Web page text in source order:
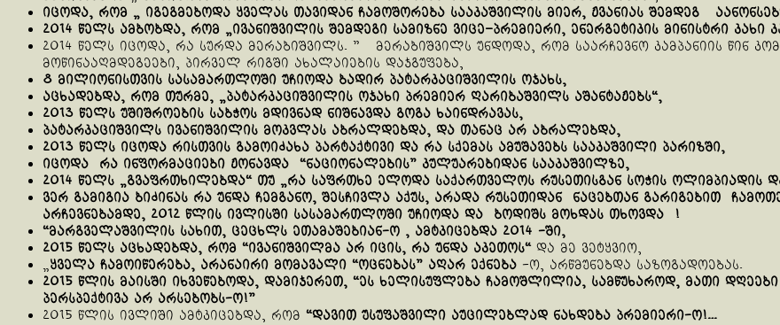
იცოდა, რომ „ იგეგმებოდა ყველას თავიდან ჩამოშორება სააკაშვილის მიერ, ჟვანიას შემდეგ
2014 წელს ამბობდა, რომ „ივანიშვილის შემდეგი სამიზნე ვიცე–პრემიერი, ენერგეტიკის მინისტრი კახი
2014 წელს იცოდა, რა სურდა მერაბიშვილს. ” მერაბიშვილს უნდოდა, რომ საარჩევნო კამპანიის წინ
მოწინააღმდეგეები, პირველ რიგში ახალაიების დაჯგუფება,
8 მილიონისთვის სასამართლოში უჩიოდა ბადირ პატარკაციშვილის ოჯახს,
აცხადებდა, რომ თურმე, „პატარკაციშვილის ოჯახი პრემიერ ღარიბაშვილს აშანტაჟებს“,
2013 წელს უშიშროების საბჭოს მდივნად ნიშნავდა გოგა ხაინდრავას,
პატარკაციშვილს ივანიშვილის მოკვლას აბრალდებდა, და თანაც არ აბრალებდა,
2013 წელს იცოდა რისთვის გამოიძახა პარტაქტივი და რა სქემას ამუშავებს სააკაშვილი პარიზში,
იცოდა
რა ინფორმაციები ჟონავდა “ნაციონალების” კულუარებიდან სააკაშვილზე,
2014 წელს „გვაფრთხილებდა“ თუ „რა საფრთხე ელოდა საქართველოს რუსეთისგან სოჭის ოლიმპიადის
ვერ გამიგია ბიძინას რა უნდა ჩემგანო, შესჩივლა აქუს, არადა რუსეთიდან ნაცებთან გარიგებით
არჩევნებამდე, 2012 წლის ივლისში სასამართლოში უჩიოდა და ბოდიშს მოხდას თხოვდა !
“მარგველაშვილის სახით, ცეცხლს ეთამაშებიან-ო , ამტკიცებდა 2014 -ში,
2015 წელს აცხადებდა, რომ “ივანიშვილმა არ იცის, რა უნდა აკეთოს“და მე ვეტყვიო,
„ყველა ჩამოიწერება, არანაირი მომავალი “ოცნებას” აღარ ექნება -ო, არწმუნებდა საზოგადოებას.
2015 წლის მაისში იხვეწებოდა, დამიჯერეთ, “ეს ხელისუფლება ჩამოშლილია, სამწუხაროდ, მათი დღეები
პერსპექტივა არ არსებობს-ო!”
2015 წლის ივლიში ამტკიცებდა, რომ “დავით უსუფაშვილი აუცილებლად ნახდება პრემიერი-ო!…